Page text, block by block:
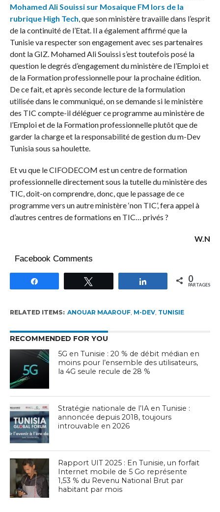
Mohamed Ali Souissi sur Mosaique FM lors de la
rubrique High Tech , que son ministère travaille dans l’esprit
de la continuité de l’Etat. Il a également affirmé que la
Tunisie va respecter son engagement avec ses partenaires
dont la GIZ. Mohamed Ali Souissi s’est toutefois posé la
question le degrés d’engagement du ministère de l’Emploi et
de la Formation professionnelle pour la prochaine édition.
De ce fait, et après seconde lecture de la formulation
utilisée dans le communiqué, on se demande si le ministère
des TIC compte-il déléguer ce programme au ministère de
l’Emploi et de la Formation professionnelle plutôt que de
garder la charge et la responsabilité de gestion du m-Dev
Tunisia sous sa houlette.
Et vu que le CIFODECOM est un centre de formation
professionnelle directement sous la tutelle du ministère des
TIC, doit-on comprendre, donc, que le passage de ce
programme vers un autre ministère ‘non TIC’, fera appel à
d’autres centres de formations en TIC… privés ?
W.N
Facebook Comments
Partagez 0
PARTAGES
RELATED ITEMS: ANOUAR MAAROUF, M-DEV, TUNISIE
RECOMMENDED FOR YOU
5G en Tunisie : 20 % de débit médian en
moins pour l’ensemble des utilisateurs,
la 4G seule recule de 28 %
Stratégie nationale de l’IA en Tunisie :
annoncée depuis 2018, toujours
introuvable en 2026
Rapport UIT 2025 : En Tunisie, un forfait
Internet mobile de 5 Go représente
1,53 % du Revenu National Brut par
habitant par mois